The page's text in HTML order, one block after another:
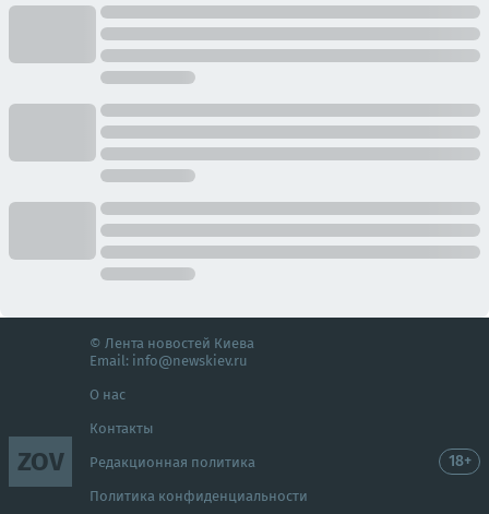
ZOV
© Лента новостей Киева
Email: info@newskiev.ru
О нас
Контакты
Редакционная политика
Политика конфиденциальности
18+